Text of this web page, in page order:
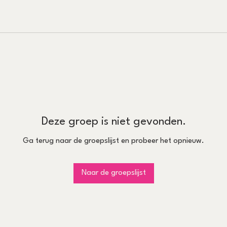
Deze groep is niet gevonden.
Ga terug naar de groepslijst en probeer het opnieuw.
Naar de groepslijst